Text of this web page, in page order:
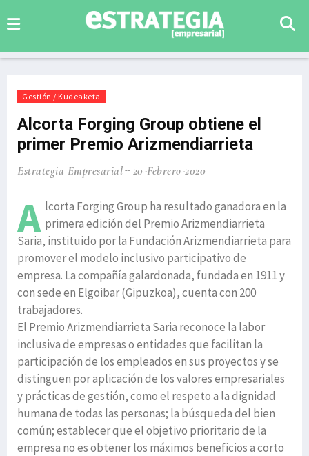
Gestión / Kudeaketa
Alcorta Forging Group obtiene el
primer Premio Arizmendiarrieta
Estrategia Empresarial 20-Febrero-2020
A lcorta Forging Group ha resultado ganadora en la
primera edición del Premio Arizmendiarrieta
Saria, instituido por la Fundación Arizmendiarrieta para
promover el modelo inclusivo participativo de
empresa. La compañía galardonada, fundada en 1911 y
con sede en Elgoibar (Gipuzkoa), cuenta con 200
trabajadores.
El Premio Arizmendiarrieta Saria reconoce la labor
inclusiva de empresas o entidades que facilitan la
participación de los empleados en sus proyectos y se
distinguen por aplicación de los valores empresariales
y prácticas de gestión, como el respeto a la dignidad
humana de todas las personas; la búsqueda del bien
común; establecer que el objetivo prioritario de la
empresa no es obtener los máximos beneficios a corto